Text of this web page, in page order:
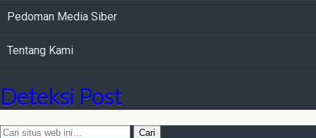
Pedoman Media Siber
Tentang Kami
Deteksi Post